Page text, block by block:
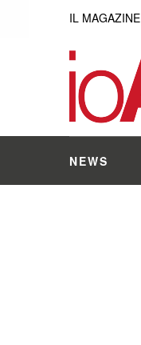
IL MAGAZINE
NEWS